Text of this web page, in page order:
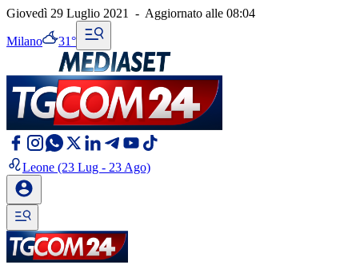
Giovedì 29 Luglio 2021 - Aggiornato alle 08:04
Milano 31°
Leone (23 Lug - 23 Ago)